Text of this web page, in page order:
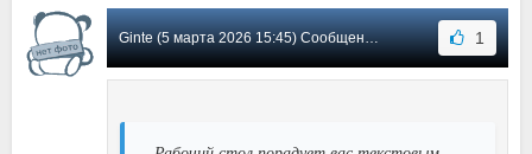
Ginte (5 марта 2026 15:45) Сообщение #15 1